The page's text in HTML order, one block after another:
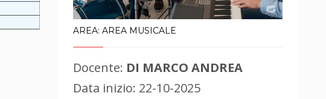
AREA: AREA MUSICALE
Docente: DI MARCO ANDREA
Data inizio: 22-10-2025